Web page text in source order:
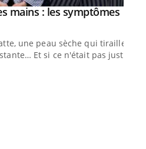
mains : les symptômes
une peau sèche qui tiraille,
Et si ce n'était pas juste